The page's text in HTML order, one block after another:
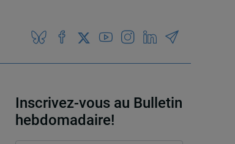
Inscrivez-vous au Bulletin
hebdomadaire!